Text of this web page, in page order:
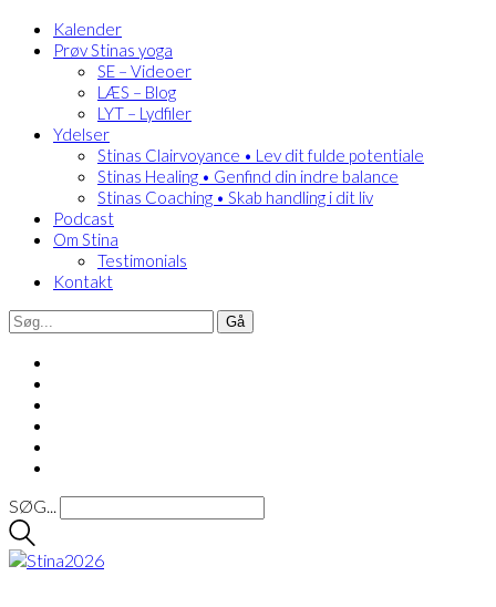
Kalender
Prøv Stinas yoga
SE – Videoer
LÆS – Blog
LYT – Lydfiler
Ydelser
Stinas Clairvoyance • Lev dit fulde potentiale
Stinas Healing • Genfind din indre balance
Stinas Coaching • Skab handling i dit liv
Podcast
Om Stina
Testimonials
Kontakt
SØG...